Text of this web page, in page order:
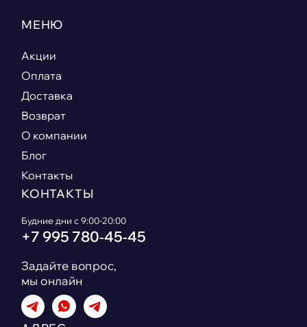
МЕНЮ
Акции
Оплата
Доставка
Возврат
О компании
Блог
Контакты
КОНТАКТЫ
Будние дни с 9:00-20:00
+7 995 780‑45‑45
Задайте вопрос,
мы онлайн